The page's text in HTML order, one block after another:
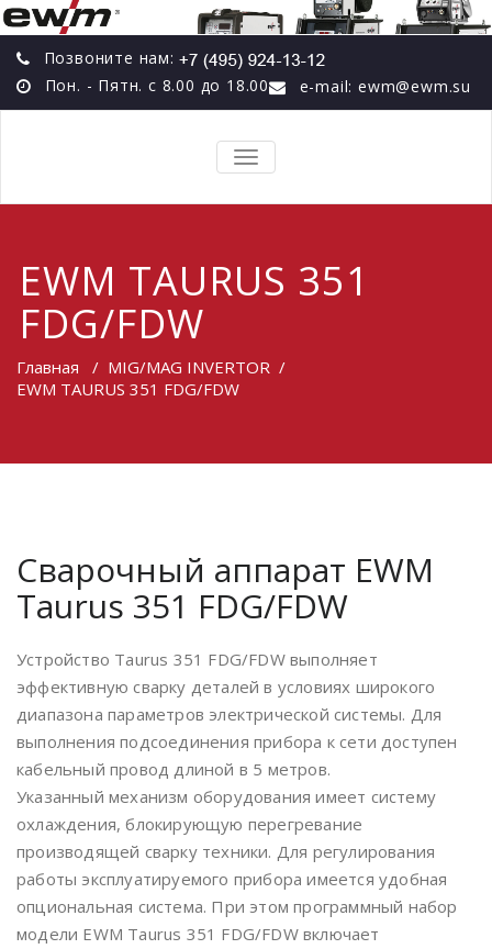
Позвоните нам:
Пон. - Пятн. с 8.00 до 18.00
e-mail: ewm@ewm.su
TOGGLE
EWM TAURUS 351
FDG/FDW
Главная / MIG/MAG INVERTOR /
EWM TAURUS 351 FDG/FDW
Сварочный аппарат EWM
Taurus 351 FDG/FDW
Устройство Taurus 351 FDG/FDW выполняет
эффективную сварку деталей в условиях широкого
диапазона параметров электрической системы. Для
выполнения подсоединения прибора к сети доступен
кабельный провод длиной в 5 метров.
Указанный механизм оборудования имеет систему
охлаждения, блокирующую перегревание
производящей сварку техники. Для регулирования
работы эксплуатируемого прибора имеется удобная
опциональная система. При этом программный набор
модели EWM Taurus 351 FDG/FDW включает